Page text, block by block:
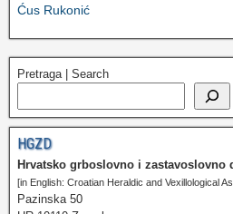
Ćus Rukonić
Pretraga | Search
HGZD
Hrvatsko grboslovno i zastavoslovno
[in English: Croatian Heraldic and Vexillological
Pazinska 50